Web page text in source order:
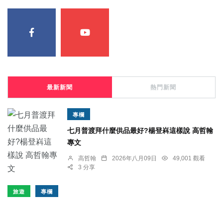
最新新聞 熱門新聞
專欄
七月普渡拜什麼供品最好?楊登嵙這樣說 高哲翰
專文
高哲翰 2026年八月09日
49,001 觀看
3 分享
旅遊 專欄